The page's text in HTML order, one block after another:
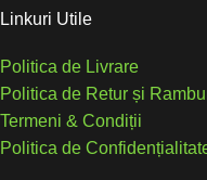
Linkuri Utile
Politica de Livrare
Politica de Retur și
Termeni & Condiții
Politica de